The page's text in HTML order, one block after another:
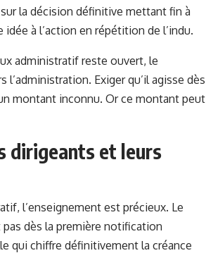
la décision définitive mettant fin à
à l’action en répétition de l’indu.
administratif reste ouvert, le
Exiger qu’il agisse dès
montant inconnu. Or ce montant peut
dirigeants et leurs
l’enseignement est précieux. Le
dès la première notification
qui chiffre définitivement la créance